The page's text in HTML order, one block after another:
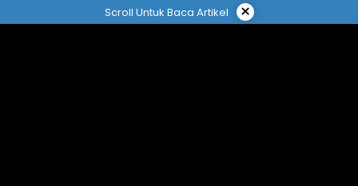
ke
Scroll Untuk Baca Artikel ×